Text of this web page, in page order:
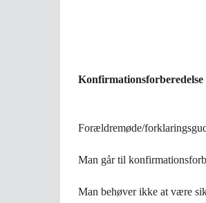
Forældremøde/
Man går til
Man behøver ikke at være